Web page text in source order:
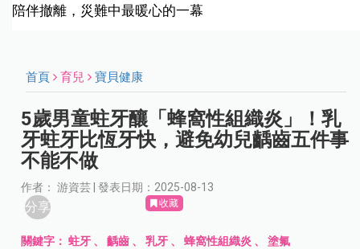
陪伴撤離，災難中最暖心的一幕
首頁 育兒 寶貝健康
5歲男童蛀牙釀「蜂窩性組織炎」！乳
牙蛀牙比恆牙快，避免幼兒齲齒五件事
不能不做
作者： 游資芸 | 發表日期：2025-08-13
分享 收藏
關鍵字：蛀牙 、齲齒 、乳牙 、蜂窩性組織炎 、塗氟